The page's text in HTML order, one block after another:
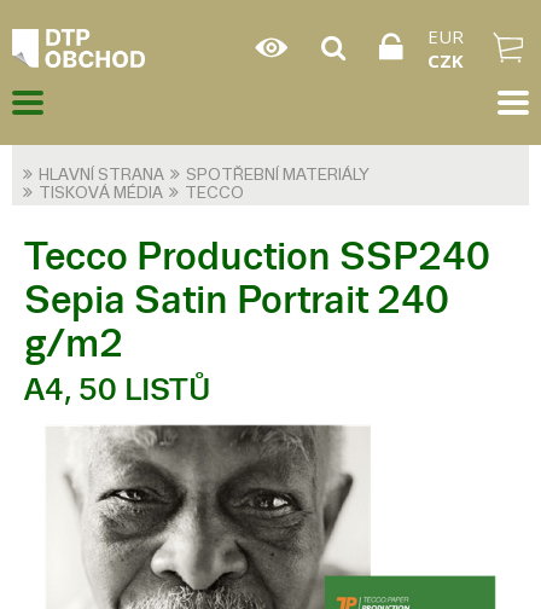
EUR
CZK
HLAVNÍ STRANA
SPOTŘEBNÍ MATERIÁLY
TISKOVÁ MÉDIA
TECCO
Tecco Production SSP240
Sepia Satin Portrait 240
g/m2
A4, 50 LISTŮ